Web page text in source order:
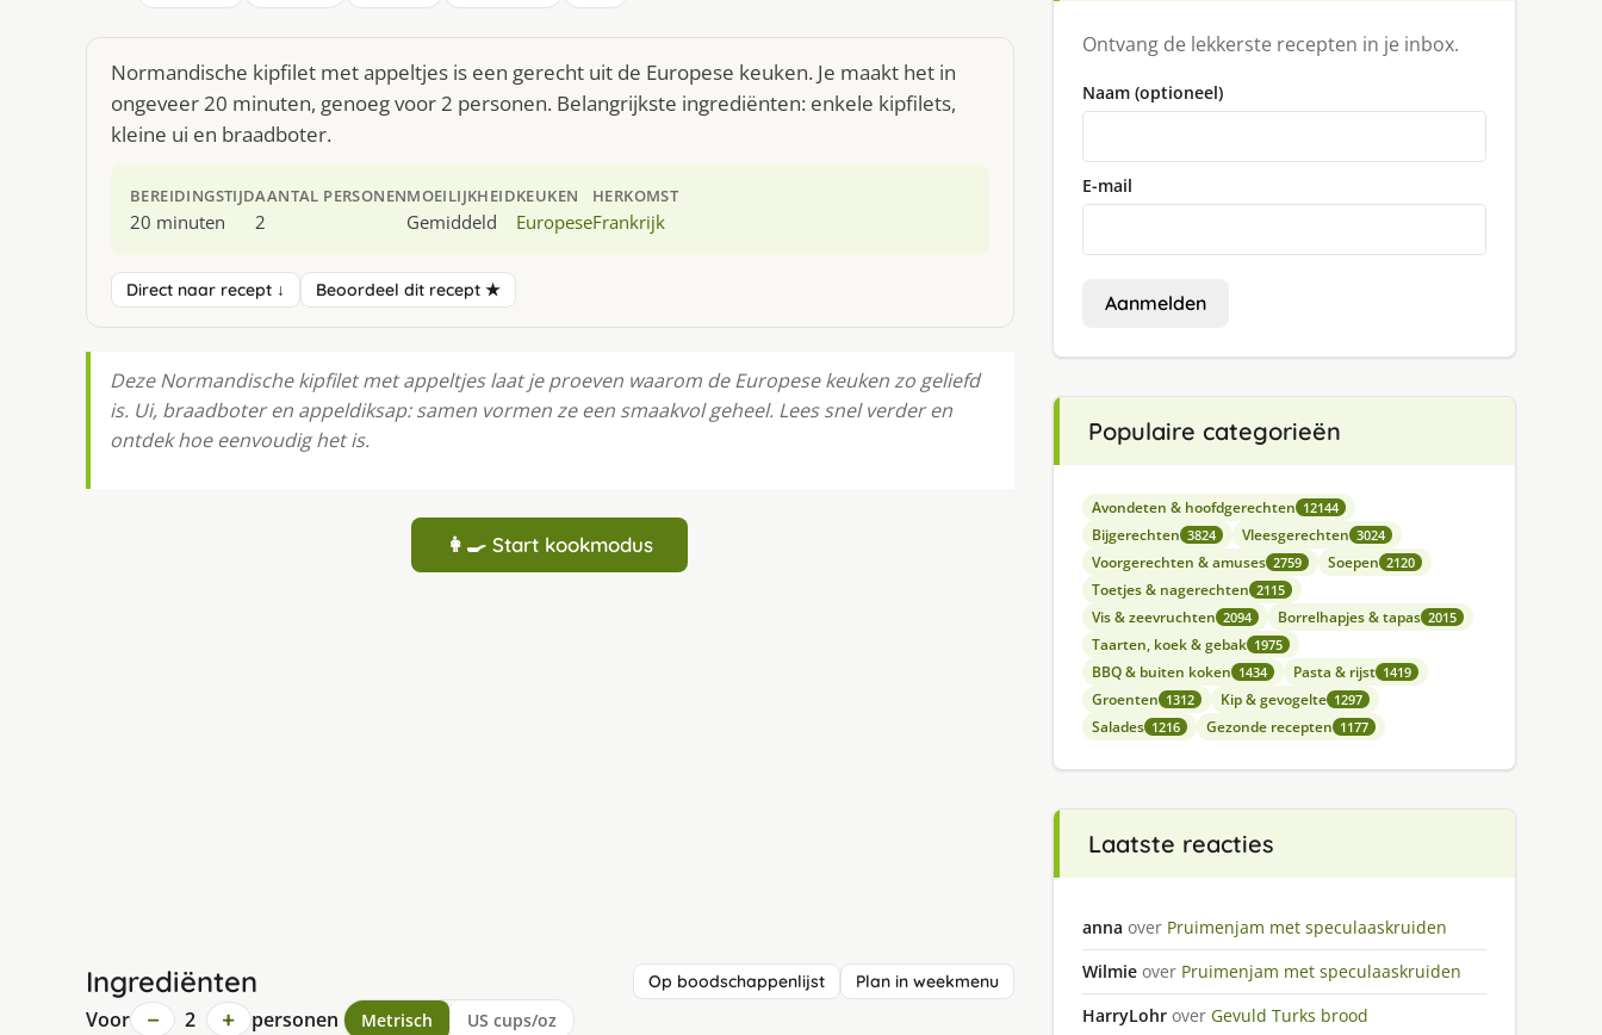
Normandische kipfilet met appeltjes is een gerecht uit de Europese keuken. Je maakt het in
ongeveer 20 minuten, genoeg voor 2 personen. Belangrijkste ingrediënten: enkele kipfilets,
kleine ui en braadboter.
BEREIDINGSTIJD
20 minuten
AANTAL PERSONEN
2
MOEILIJKHEID
Gemiddeld
KEUKEN
Europese
HERKOMST
Frankrijk
Direct naar recept ↓ Beoordeel dit recept ★
Deze Normandische kipfilet met appeltjes laat je proeven waarom de Europese keuken zo geliefd
is. Ui, braadboter en appeldiksap: samen vormen ze een smaakvol geheel. Lees snel verder en
ontdek hoe eenvoudig het is.
👩‍🍳 Start kookmodus
Ingrediënten Op boodschappenlijst Plan in weekmenu
Voor − 2 + personen Metrisch US cups/oz
Ontvang de lekkerste recepten in je inbox.
Naam (optioneel)
E-mail
Aanmelden
Populaire categorieën
Avondeten & hoofdgerechten 12144
Bijgerechten 3824 Vleesgerechten 3024
Voorgerechten & amuses 2759 Soepen 2120
Toetjes & nagerechten 2115
Vis & zeevruchten 2094 Borrelhapjes & tapas 2015
Taarten, koek & gebak 1975
BBQ & buiten koken 1434 Pasta & rijst 1419
Groenten 1312 Kip & gevogelte 1297
Salades 1216 Gezonde recepten 1177
Laatste reacties
anna over Pruimenjam met speculaaskruiden
Wilmie over Pruimenjam met speculaaskruiden
HarryLohr over Gevuld Turks brood